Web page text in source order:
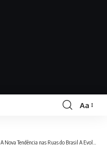
Aa
nas Ruas do Brasil A Evolução dos Ícones Urbanos